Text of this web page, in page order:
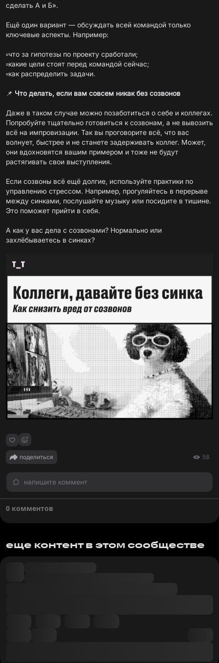
сделать А и Б».
Ещё один вариант — обсуждать всей командой только
ключевые аспекты. Например:
▫️что за гипотезы по проекту сработали;
▫️какие цели стоят перед командой сейчас;
▫️как распределить задачи.
📌 Что делать, если вам совсем никак без созвонов
Даже в таком случае можно позаботиться о себе и коллегах.
Попробуйте тщательно готовиться к созвонам, а не вывозить
всё на импровизации. Так вы проговорите всё, что вас
волнует, быстрее и не станете задерживать коллег. Может,
они вдохновятся вашим примером и тоже не будут
растягивать свои выступления.
Если созвоны всё ещё долгие, используйте практики по
управлению стрессом. Например, прогуляйтесь в перерыве
между синками, послушайте музыку или посидите в тишине.
Это поможет прийти в себя.
А как у вас дела с созвонами? Нормально или
захлёбываетесь в синках?
поделиться 58
напишите коммент
0 комментов
еще контент в этом сообществе